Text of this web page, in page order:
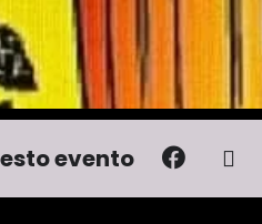
evento